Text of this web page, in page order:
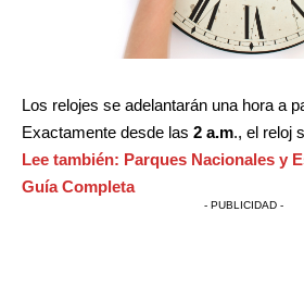
Los relojes se adelantarán una hora a
Exactamente desde las 2 a.m., el reloj
Lee también: Parques Nacionales y
Guía Completa
- PUBLICIDAD -